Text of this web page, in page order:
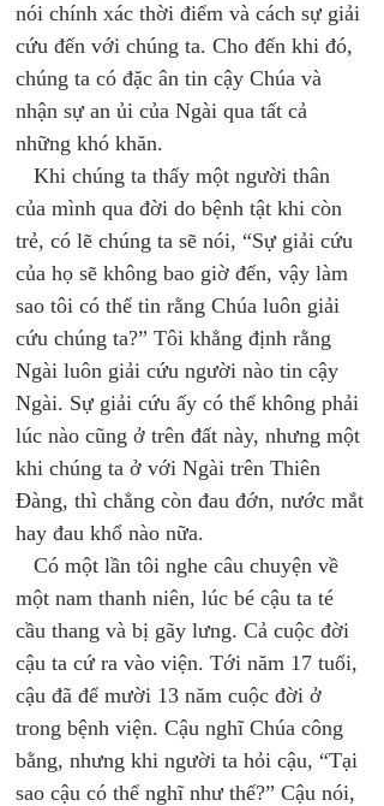
nói chính xác thời điểm và cách sự giải
cứu đến với chúng ta. Cho đến khi đó,
chúng ta có đặc ân tin cậy Chúa và
nhận sự an ủi của Ngài qua tất cả
những khó khăn.
Khi chúng ta thấy một người thân
của mình qua đời do bệnh tật khi còn
trẻ, có lẽ chúng ta sẽ nói, “Sự giải cứu
của họ sẽ không bao giờ đến, vậy làm
sao tôi có thể tin rằng Chúa luôn giải
cứu chúng ta?” Tôi khẳng định rằng
Ngài luôn giải cứu người nào tin cậy
Ngài. Sự giải cứu ấy có thể không phải
lúc nào cũng ở trên đất này, nhưng một
khi chúng ta ở với Ngài trên Thiên
Đàng, thì chẳng còn đau đớn, nước mắt
hay đau khổ nào nữa.
Có một lần tôi nghe câu chuyện về
một nam thanh niên, lúc bé cậu ta té
cầu thang và bị gãy lưng. Cả cuộc đời
cậu ta cứ ra vào viện. Tới năm 17 tuổi,
cậu đã để mười 13 năm cuộc đời ở
trong bệnh viện. Cậu nghĩ Chúa công
bằng, nhưng khi người ta hỏi cậu, “Tại
sao cậu có thể nghĩ như thế?” Cậu nói,